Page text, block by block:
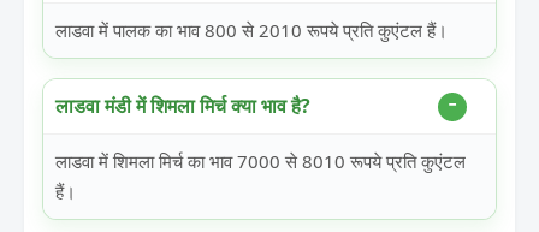
लाडवा में पालक का भाव 800 से 2010 रूपये प्रति कुएंटल हैं।
लाडवा मंडी में शिमला मिर्च क्या भाव है?
लाडवा में शिमला मिर्च का भाव 7000 से 8010 रूपये प्रति कुएंटल
हैं।